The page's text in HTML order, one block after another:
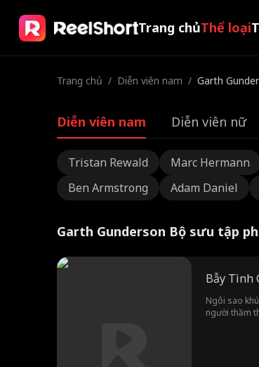
Trang chủThể loại
Trang chủ / Diễn viên nam / Garth
Diễn viên nam Diễn viên nữ
Tristan Rewald Marc Hermann
Ben Armstrong
Adam Daniel
Garth Gunderson Bộ sưu tập
Bẫy Tình
Ngôi sao
người thầm